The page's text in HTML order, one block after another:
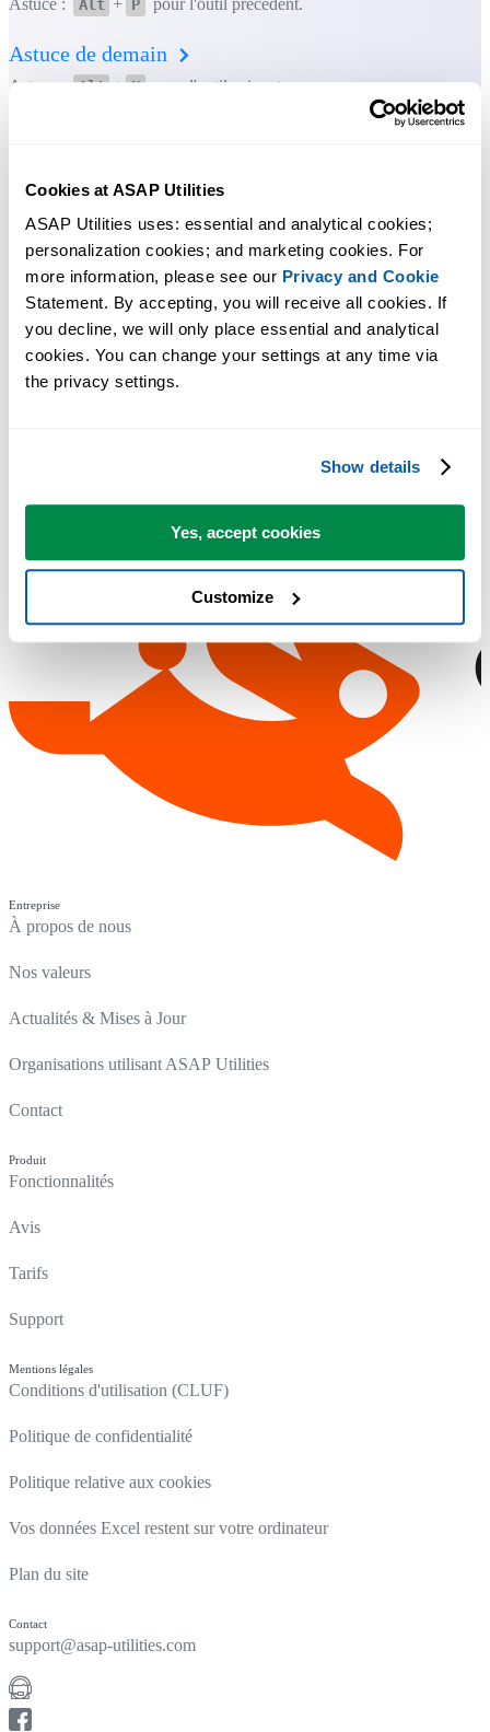
Cookies at ASAP Utilities
ASAP Utilities uses: essential and analytical cookies;
personalization cookies; and marketing cookies. For
more information, please see our Privacy and Cookie
Statement. By accepting, you will receive all cookies. If
you decline, we will only place essential and analytical
cookies. You can change your settings at any time via
the privacy settings.
Show details
Yes, accept cookies
Customize
Alt P
Astuce : Alt + N pour l'outil suivant.
Entreprise
À propos de nous
Nos valeurs
Actualités & Mises à Jour
Organisations utilisant ASAP Utilities
Contact
Produit
Fonctionnalités
Avis
Tarifs
Support
Mentions légales
Conditions d'utilisation (CLUF)
Politique de confidentialité
Politique relative aux cookies
Vos données Excel restent sur votre ordinateur
Plan du site
Contact
support@asap-utilities.com